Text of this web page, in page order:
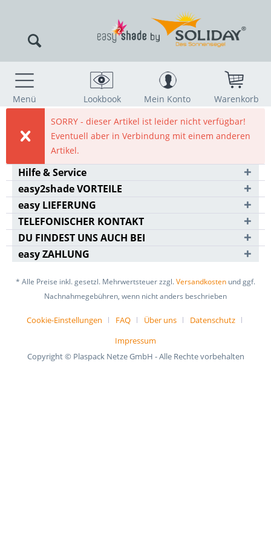
Menü Lookbook Mein Konto
Warenkorb
SORRY - dieser Artikel ist leider nicht verfügbar!
Eventuell aber in Verbindung mit einem anderen
Artikel.
Hilfe & Service
easy2shade VORTEILE
easy LIEFERUNG
TELEFONISCHER KONTAKT
DU FINDEST UNS AUCH BEI
easy ZAHLUNG
* Alle Preise inkl. gesetzl. Mehrwertsteuer zzgl.Versandkosten und ggf.
Nachnahmegebühren, wenn nicht anders beschrieben
Cookie-Einstellungen FAQ Über uns
Datenschutz
Impressum
Copyright © Plaspack Netze GmbH - Alle Rechte vorbehalten